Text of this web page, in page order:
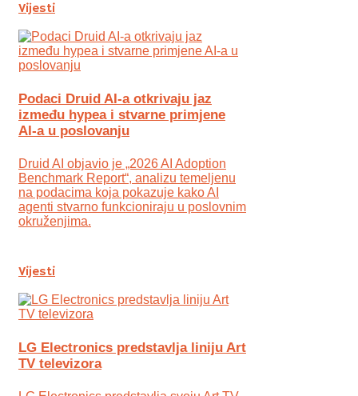
Vijesti
Podaci Druid AI-a otkrivaju jaz
između hypea i stvarne primjene
AI-a u poslovanju
Druid AI objavio je „2026 AI Adoption
Benchmark Report“, analizu temeljenu
na podacima koja pokazuje kako AI
agenti stvarno funkcioniraju u poslovnim
okruženjima.
Vijesti
LG Electronics predstavlja liniju Art
TV televizora